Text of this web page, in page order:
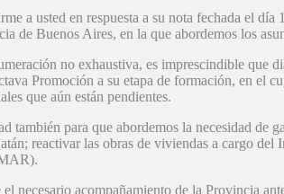
a usted en respuesta a su nota fechada el
de Buenos Aires, en la que abordemos los
no exhaustiva, es imprescindible que
Promoción a su etapa de formación, en el
que aún están pendientes.
también para que abordemos la necesidad
reactivar las obras de viviendas a cargo
el necesario acompañamiento de la Provincia